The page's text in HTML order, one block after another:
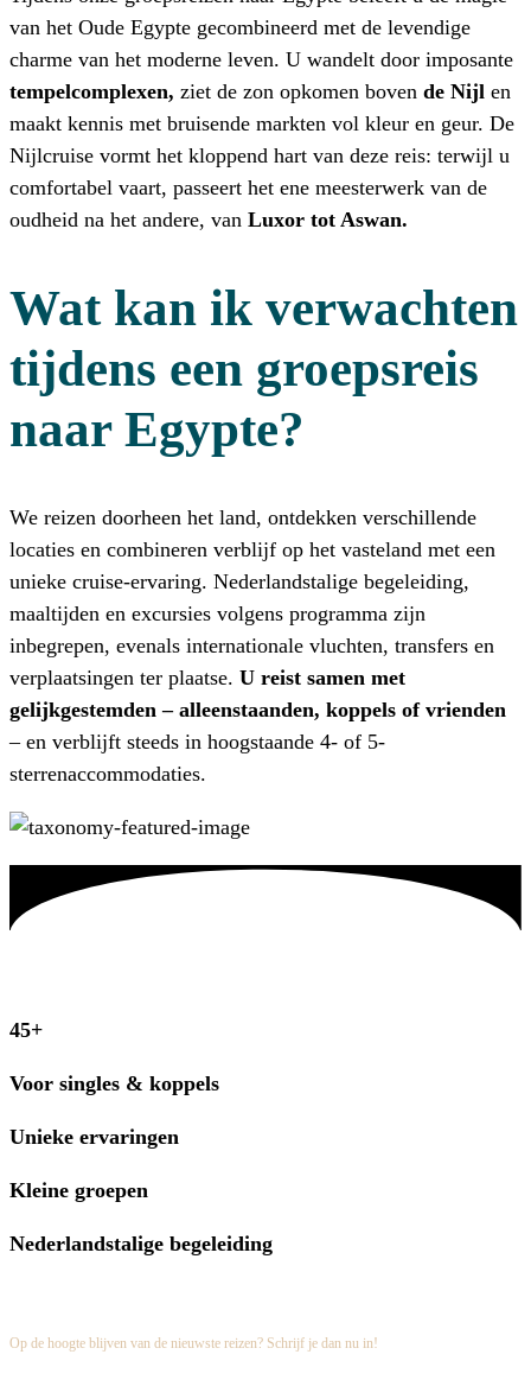
van het Oude Egypte gecombineerd met de levendige
charme van het moderne leven. U wandelt door imposante
tempelcomplexen, ziet de zon opkomen boven de Nijl en
maakt kennis met bruisende markten vol kleur en geur. De
Nijlcruise vormt het kloppend hart van deze reis: terwijl u
comfortabel vaart, passeert het ene meesterwerk van de
oudheid na het andere, van Luxor tot Aswan.
Wat kan ik verwachten
tijdens een groepsreis
naar Egypte?
We reizen doorheen het land, ontdekken verschillende
locaties en combineren verblijf op het vasteland met een
unieke cruise-ervaring. Nederlandstalige begeleiding,
maaltijden en excursies volgens programma zijn
inbegrepen, evenals internationale vluchten, transfers en
verplaatsingen ter plaatse. U reist samen met
gelijkgestemden – alleenstaanden, koppels of vrienden
– en verblijft steeds in hoogstaande 4- of 5-
sterrenaccommodaties.
45+
Voor singles & koppels
Unieke ervaringen
Kleine groepen
Nederlandstalige begeleiding
Op de hoogte blijven van de nieuwste reizen? Schrijf je dan nu in!